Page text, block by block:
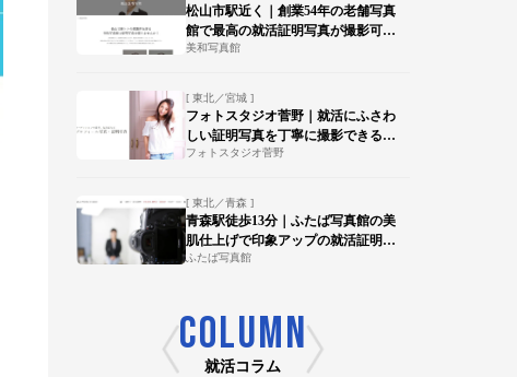
松山市駅近く｜創業54年の老舗写真
館で最高の就活証明写真が撮影可
能！
美和写真館
[ 東北／宮城 ]
フォトスタジオ菅野｜就活にふさわ
しい証明写真を丁寧に撮影できる写
真館【陸前落合駅 徒歩15分】
フォトスタジオ菅野
[ 東北／青森 ]
青森駅徒歩13分｜ふたば写真館の美
肌仕上げで印象アップの就活証明写
真を
ふたば写真館
COLUMN
就活コラム